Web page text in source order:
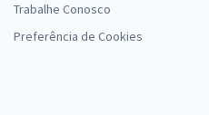
Trabalhe Conosco
Preferência de Cookies